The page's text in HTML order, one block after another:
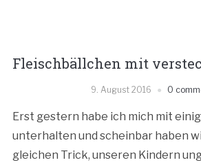
Fleischbällchen mit
9. August 2016 0
Erst gestern habe ich mich mit
unterhalten und scheinbar haben
gleichen Trick, unseren Kindern